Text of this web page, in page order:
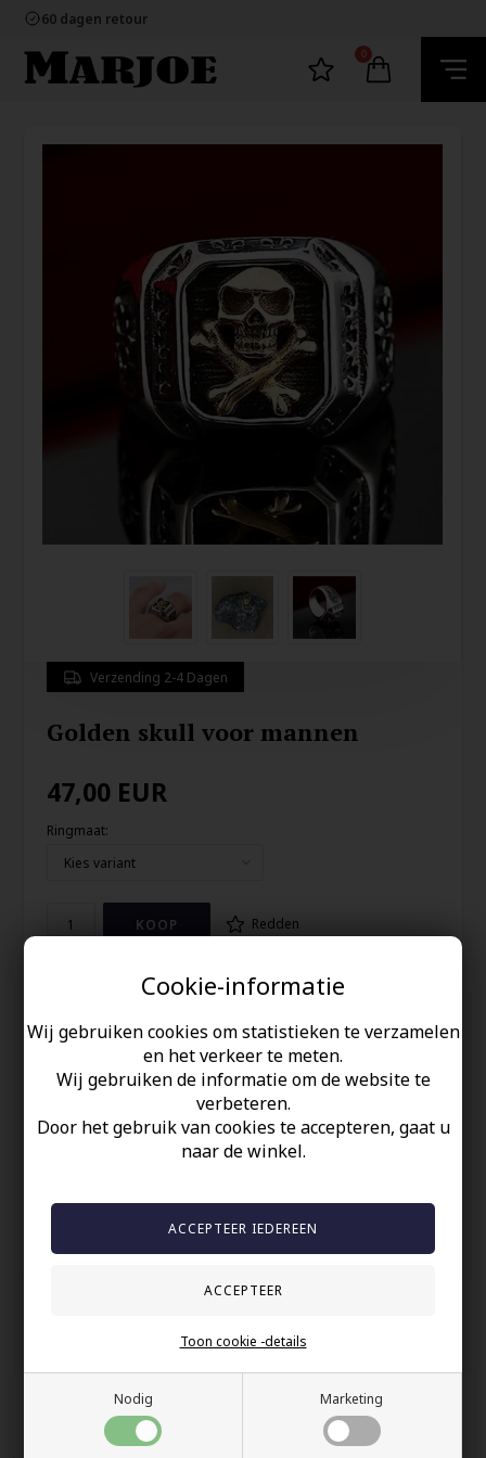
Cookie-informatie
Wij gebruiken cookies om statistieken te verzamelen
en het verkeer te meten.
Wij gebruiken de informatie om de website te
verbeteren.
Door het gebruik van cookies te accepteren, gaat u
naar de winkel.
Nodig Marketing
Toon cookie -details
60 dagen retour
Ecommerce Europe
100% nikkelvrij sieraden
60 dagen retour
0
Verzending 2-4 Dagen
Golden skull voor mannen
47,00 EUR
Ringmaat:
Redden
Mooie ring van massief roestvrij staal met vergulde skull.
Meet 1 x 1 cm
Een ontzettend mooie bikerring.
Uw veiligheid
Snelle bezorging
Anderen gekocht hebben ook